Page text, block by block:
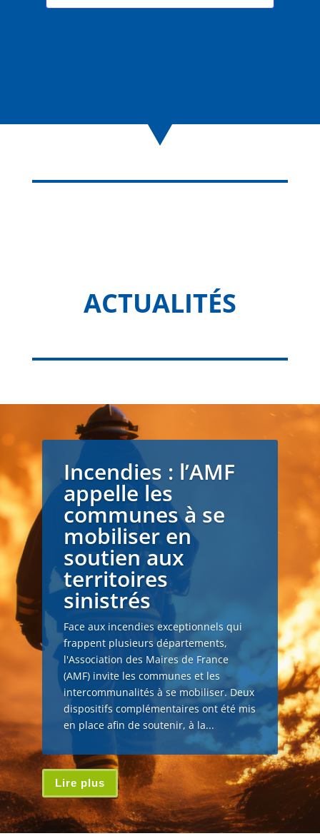
ACTUALITÉS
Incendies : l’AMF
appelle les
communes à se
mobiliser en
soutien aux
territoires
sinistrés
Face aux incendies exceptionnels qui
frappent plusieurs départements,
l'Association des Maires de France
(AMF) invite les communes et les
intercommunalités à se mobiliser. Deux
dispositifs complémentaires ont été mis
en place afin de soutenir, à la...
Lire plus